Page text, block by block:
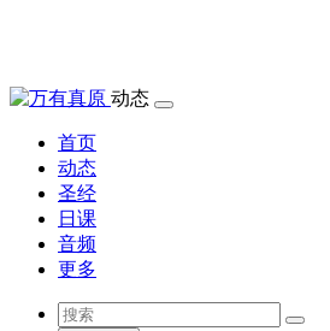
动态
首页
动态
圣经
日课
音频
更多